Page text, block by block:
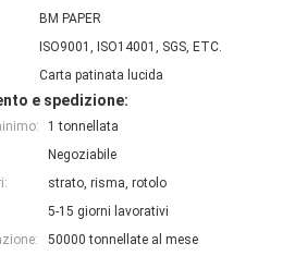
BM PAPER
ISO9001, ISO14001, SGS, ETC.
Carta patinata lucida
e spedizione:
1 tonnellata
Negoziabile
strato, risma, rotolo
5-15 giorni lavorativi
50000 tonnellate al mese